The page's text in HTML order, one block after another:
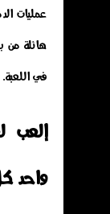
عمليات
هائلة من
في
إلعب
واحد